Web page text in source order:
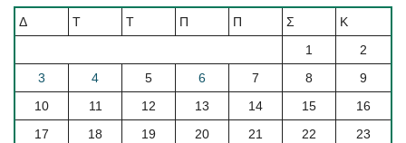
Δ Τ Τ Π Π Σ
Κ
1
2
3
4 5 6 7 8
9
10
11 12 13 14 15
16
17
18 19 20 21 22
23